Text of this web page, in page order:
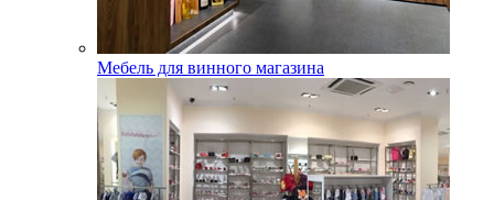
Мебель для винного магазина